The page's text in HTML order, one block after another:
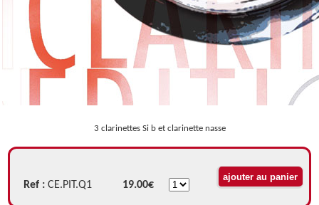
3 clarinettes Si b et clarinette nasse
Ref : CE.PIT.Q1 19.00€